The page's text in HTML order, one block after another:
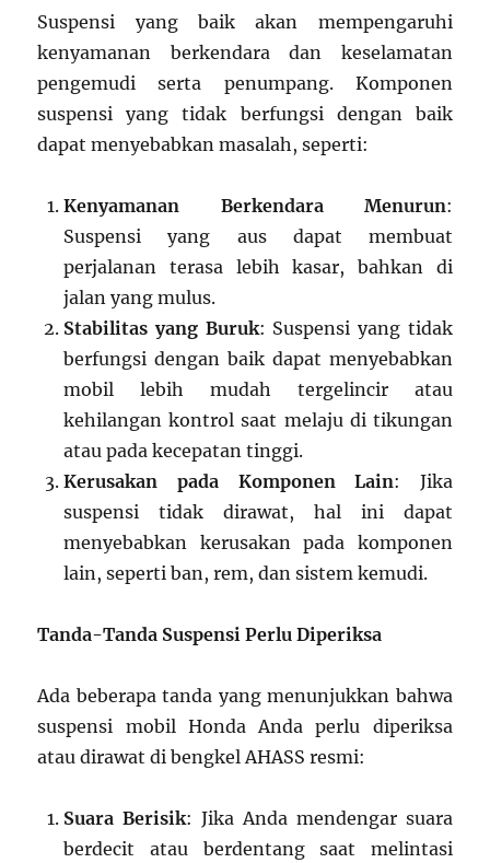
Suspensi yang baik akan mempengaruhi
kenyamanan berkendara dan keselamatan
pengemudi serta penumpang. Komponen
suspensi yang tidak berfungsi dengan baik
dapat menyebabkan masalah, seperti:
Kenyamanan Berkendara Menurun:
Suspensi yang aus dapat membuat
perjalanan terasa lebih kasar, bahkan di
jalan yang mulus.
Stabilitas yang Buruk: Suspensi yang tidak
berfungsi dengan baik dapat menyebabkan
mobil lebih mudah tergelincir atau
kehilangan kontrol saat melaju di tikungan
atau pada kecepatan tinggi.
Kerusakan pada Komponen Lain: Jika
suspensi tidak dirawat, hal ini dapat
menyebabkan kerusakan pada komponen
lain, seperti ban, rem, dan sistem kemudi.
Tanda-Tanda Suspensi Perlu Diperiksa
Ada beberapa tanda yang menunjukkan bahwa
suspensi mobil Honda Anda perlu diperiksa
atau dirawat di bengkel AHASS resmi:
Suara Berisik: Jika Anda mendengar suara
berdecit atau berdentang saat melintasi